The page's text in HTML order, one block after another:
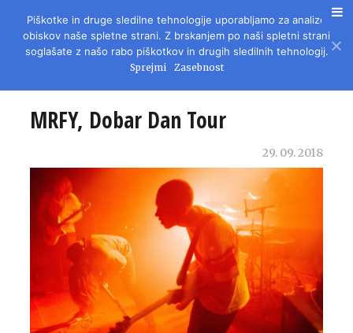
REVIJA ZA LITERATURO, KULTURO IN DRUŽBENA VPRAŠANJA
MRFY, Dobar Dan Tour
29. 09. 2018
Piškotke in druge sledilne tehnologije uporabljamo za analizo
obiskov naše spletne strani. Z brskanjem po naši spletni strani
soglašate z našo rabo piškotkov in drugih sledilnih tehnologij.
Sprejmi Zasebnost